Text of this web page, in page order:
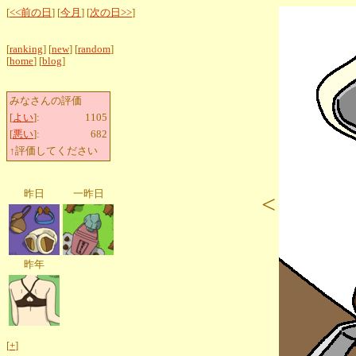
[<<前の日 ] [今月 ] [次の日>>]
[ranking] [new] [random]
[home] [blog]
みなさんの評価
[よい]:
1105
[悪い]:
682
↑評価してください
昨日 一昨日
昨年
[+]
<